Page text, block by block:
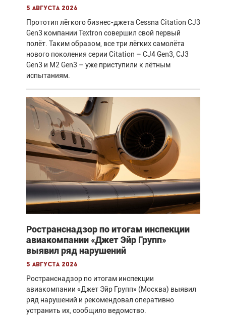
5 августа 2026
Прототип лёгкого бизнес-джета Cessna Citation CJ3
Gen3 компании Textron совершил свой первый
полёт. Таким образом, все три лёгких самолёта
нового поколения серии Citation – CJ4 Gen3, CJ3
Gen3 и M2 Gen3 – уже приступили к лётным
испытаниям.
Ространснадзор по итогам инспекции
авиакомпании «Джет Эйр Групп»
выявил ряд нарушений
5 августа 2026
Ространснадзор по итогам инспекции
авиакомпании «Джет Эйр Групп» (Москва) выявил
ряд нарушений и рекомендовал оперативно
устранить их, сообщило ведомство.